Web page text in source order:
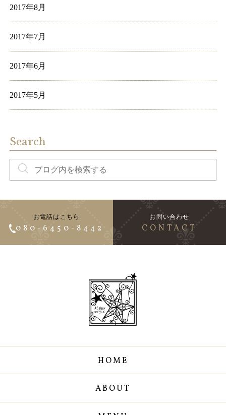
2017年8月
2017年7月
2017年6月
2017年5月
Search
お電話はこちら
080-6450-8442
お問い合わせ
CONTACT
HOME
ABOUT